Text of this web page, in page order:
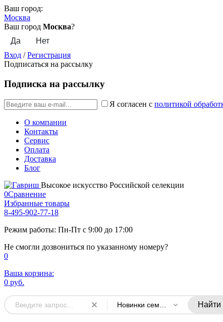
Ваш город:
Москва
Ваш город Москва?
Вход /Регистрация
Подписаться на рассылку
Подписка на рассылку
Я согласен с политикой
О компании
Контакты
Сервис
Оплата
Доставка
Блог
Высокое искусство Российской селекции
0Сравнение
Избранные товары
8-495-902-77-18
Режим работы: Пн-Пт с 9:00 до 17:00
Не смогли дозвониться по указанному номеру?
0
Ваша корзина:
0 руб.
Новинки семян 2026 года Найти